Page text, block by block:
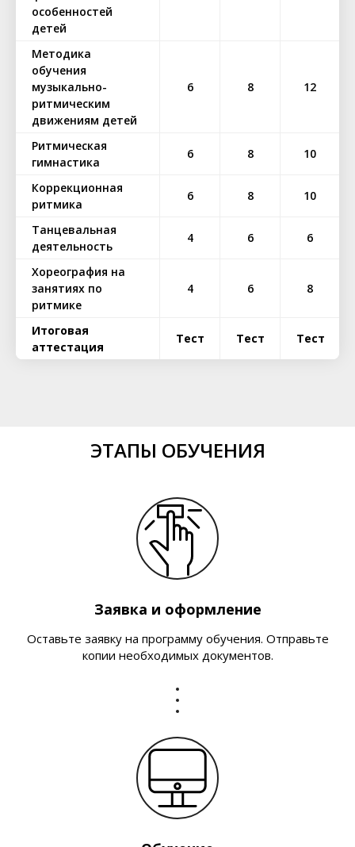
особенностей
детей
Методика
обучения
музыкально-
ритмическим
движениям детей
6 8 12
Ритмическая
гимнастика
6 8 10
Коррекционная
ритмика
6 8 10
Танцевальная
деятельность
4 6 6
Хореография на
занятиях по
ритмике
4 6 8
Итоговая
аттестация
Тест Тест Тест
ЭТАПЫ ОБУЧЕНИЯ
Заявка и оформление
Оставьте заявку на программу обучения. Отправьте
копии необходимых документов.